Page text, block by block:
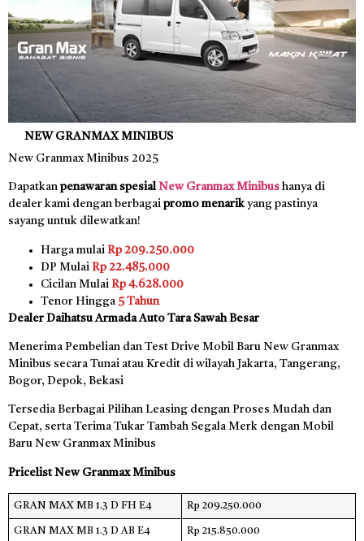
NEW GRANMAX MINIBUS
New Granmax Minibus 2025
Dapatkan penawaran spesial New Granmax Minibus hanya di
dealer kami dengan berbagai promo menarik yang pastinya
sayang untuk dilewatkan!
Harga mulai Rp 209.250.000
DP Mulai Rp 22.485.000
Cicilan Mulai Rp 4.628.000
Tenor Hingga 5 Tahun
Dealer Daihatsu Armada Auto Tara Sawah Besar
Menerima Pembelian dan Test Drive Mobil Baru New Granmax
Minibus secara Tunai atau Kredit di wilayah Jakarta, Tangerang,
Bogor, Depok, Bekasi
Tersedia Berbagai Pilihan Leasing dengan Proses Mudah dan
Cepat, serta Terima Tukar Tambah Segala Merk dengan Mobil
Baru New Granmax Minibus
Pricelist New Granmax Minibus
GRAN MAX MB 1.3 D FH E4 Rp 209.250.000
GRAN MAX MB 1.3 D AB E4 Rp 215.850.000